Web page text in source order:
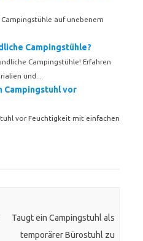
Campingstühle auf unebenem
Campingstühle?
Campingstühle! Erfahren
und...
Campingstuhl vor
vor Feuchtigkeit mit einfachen
Taugt ein Campingstuhl als
temporärer Bürostuhl zu